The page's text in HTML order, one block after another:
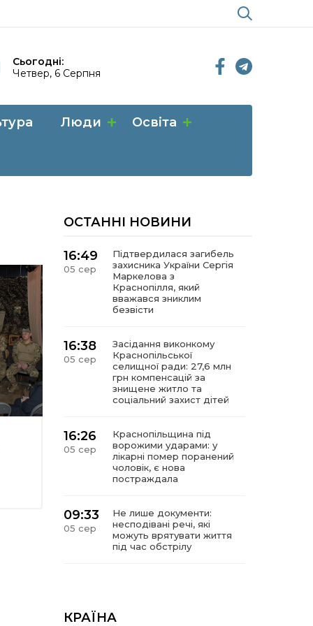
Сьогодні:
Четвер, 6 Серпня
Люди Освіта
ОСТАННІ НОВИНИ
16:49
05 сер
Підтвердилася загибель
захисника України Сергія
Маркелова з
Краснопілля, який
вважався зниклим
безвісти
16:38
05 сер
Засідання виконкому
Краснопільської
селищної ради: 27,6 млн
грн компенсацій за
знищене житло та
соціальний захист дітей
16:26
05 сер
Краснопільщина під
ворожими ударами: у
лікарні помер поранений
чоловік, є нова
постраждала
09:33
05 сер
Не лише документи:
несподівані речі, які
можуть врятувати життя
під час обстрілу
КРАЇНА